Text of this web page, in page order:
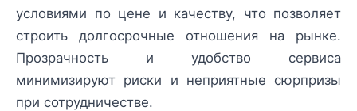
условиями по цене и качеству, что позволяет
строить долгосрочные отношения на рынке.
Прозрачность и удобство сервиса
минимизируют риски и неприятные сюрпризы
при сотрудничестве.